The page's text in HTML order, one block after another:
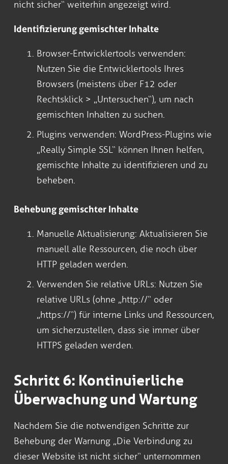
nicht sicher“ weiterhin angezeigt wird.
Identifizierung gemischter Inhalte
Browser-Entwicklertools verwenden:
Nutzen Sie die Entwicklertools Ihres
Browsers (meistens über F12 oder
Rechtsklick > „Untersuchen“), um nach
gemischten Inhalten zu suchen.
Plugins verwenden: WordPress-Plugins wie
„Really Simple SSL“ können Ihnen helfen,
gemischte Inhalte zu identifizieren und zu
beheben.
Behebung gemischter Inhalte
Manuelle Aktualisierung: Aktualisieren Sie
manuell alle Ressourcen, die noch über
HTTP geladen werden.
Verwenden Sie relative URLs: Nutzen Sie
relative URLs (ohne „http://“ oder
„https://“) für interne Links und Ressourcen,
um sicherzustellen, dass sie immer über
HTTPS geladen werden.
Schritt 6: Kontinuierliche
Überwachung und Wartung
Nachdem Sie die notwendigen Schritte zur
Behebung der Warnung „Die Verbindung zu
dieser Website ist nicht sicher“ unternommen